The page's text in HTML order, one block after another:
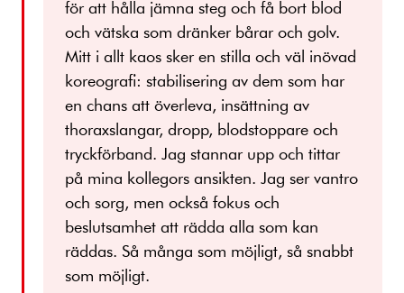
för att hålla jämna steg och få bort blod
och vätska som dränker bårar och golv.
Mitt i allt kaos sker en stilla och väl inövad
koreografi: stabilisering av dem som har
en chans att överleva, insättning av
thoraxslangar, dropp, blodstoppare och
tryckförband. Jag stannar upp och tittar
på mina kollegors ansikten. Jag ser vantro
och sorg, men också fokus och
beslutsamhet att rädda alla som kan
räddas. Så många som möjligt, så snabbt
som möjligt.